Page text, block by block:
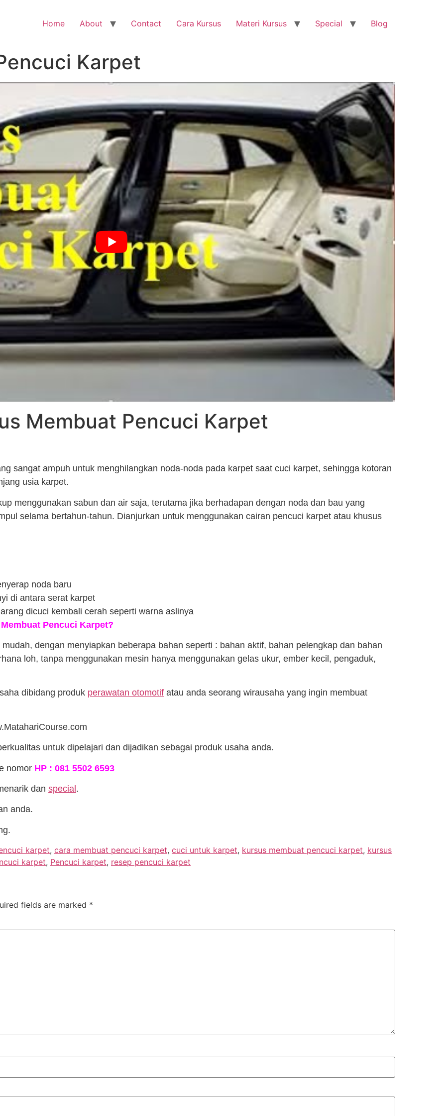
Home About Contact Cara Kursus Materi Kursus Special Blog
Karpet
Membuat Pencuci Karpet
sangat ampuh untuk menghilangkan noda-noda pada karpet saat cuci karpet, sehingga kotoran
usia karpet.
menggunakan sabun dan air saja, terutama jika berhadapan dengan noda dan bau yang
selama bertahun-tahun. Dianjurkan untuk menggunakan cairan pencuci karpet atau khusus
noda baru
di antara serat karpet
dicuci kembali cerah seperti warna aslinya
Pencuci Karpet?
dengan menyiapkan beberapa bahan seperti : bahan aktif, bahan pelengkap dan bahan
loh, tanpa menggunakan mesin hanya menggunakan gelas ukur, ember kecil, pengaduk,
dibidang produk perawatan otomotif atau anda seorang wirausaha yang ingin membuat
untuk dipelajari dan dijadikan sebagai produk usaha anda.
nomor HP : 081 5502 6593
dan special.
anda.
karpet, cara membuat pencuci karpet, cuci untuk karpet, kursus membuat pencuci karpet, kursus
karpet, Pencuci karpet, resep pencuci karpet
fields are marked *